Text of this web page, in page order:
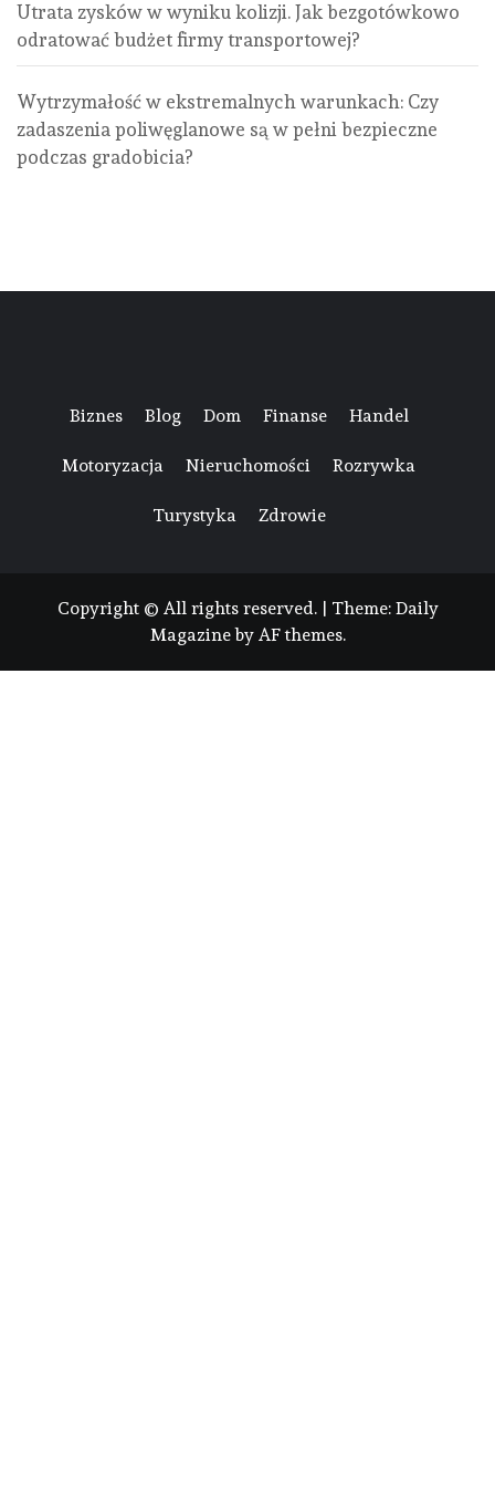
Utrata zysków w wyniku kolizji. Jak bezgotówkowo
odratować budżet firmy transportowej?
Wytrzymałość w ekstremalnych warunkach: Czy
zadaszenia poliwęglanowe są w pełni bezpieczne
podczas gradobicia?
Biznes Blog Dom Finanse Handel
Motoryzacja Nieruchomości Rozrywka
Turystyka Zdrowie
Copyright © All rights reserved. | Theme: Daily
Magazineby AF themes.